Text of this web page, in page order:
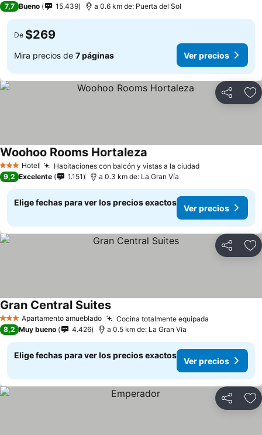
7,7 Bueno 15.439 a 0.6 km de: Puerta del Sol
De $269
Mira precios de 7 páginas Ver precios
Compartir
3 Estrellas
Hotel Habitaciones con balcón y vistas a la ciudadVer precios
Woohoo Rooms Hortaleza
9,2 Excelente 1.151 a 0.3 km de: La Gran Vía
Elige fechas para ver los precios exactos
Ver precios
Compartir
3 EstrellasApartamento amueblado Cocina totalmente equipada
Gran Central SuitesVer precios
8,2 Muy bueno 4.426 a 0.5 km de: La Gran Vía
Elige fechas para ver los precios exactos
Ver precios
Compartir